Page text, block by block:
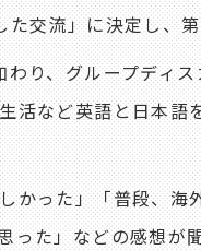
交流」に決定し、
り、グループディ
活など英語と日本
った」「普段、海
た」などの感想が